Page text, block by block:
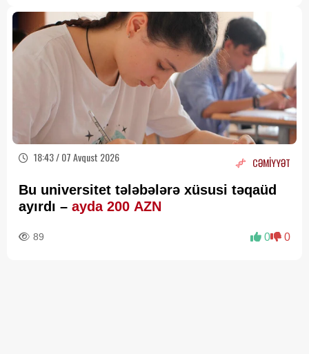
18:43 / 07 Avqust 2026 CƏMİYYƏT
Bu universitet tələbələrə xüsusi təqaüd
ayırdı – ayda 200 AZN
89 0 0